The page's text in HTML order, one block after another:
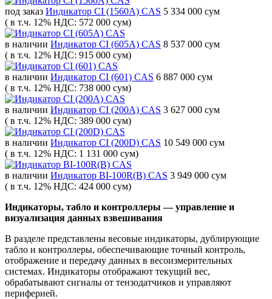
под заказ Индикатор CI (1560A) CAS 5 334 000 сум
( в т.ч. 12% НДС: 572 000 сум)
в наличии Индикатор CI (605A) CAS 8 537 000 сум
( в т.ч. 12% НДС: 915 000 сум)
в наличии Индикатор CI (601) CAS 6 887 000 сум
( в т.ч. 12% НДС: 738 000 сум)
в наличии Индикатор CI (200A) CAS 3 627 000 сум
( в т.ч. 12% НДС: 389 000 сум)
в наличии Индикатор CI (200D) CAS 10 549 000 сум
( в т.ч. 12% НДС: 1 131 000 сум)
в наличии Индикатор BI-100R(B) CAS 3 949 000 сум
( в т.ч. 12% НДС: 424 000 сум)
Индикаторы, табло и контроллеры — управление и
визуализация данных взвешивания
В разделе представлены весовые индикаторы, дублирующие
табло и контроллеры, обеспечивающие точный контроль,
отображение и передачу данных в весоизмерительных
системах. Индикаторы отображают текущий вес,
обрабатывают сигналы от тензодатчиков и управляют
периферией.